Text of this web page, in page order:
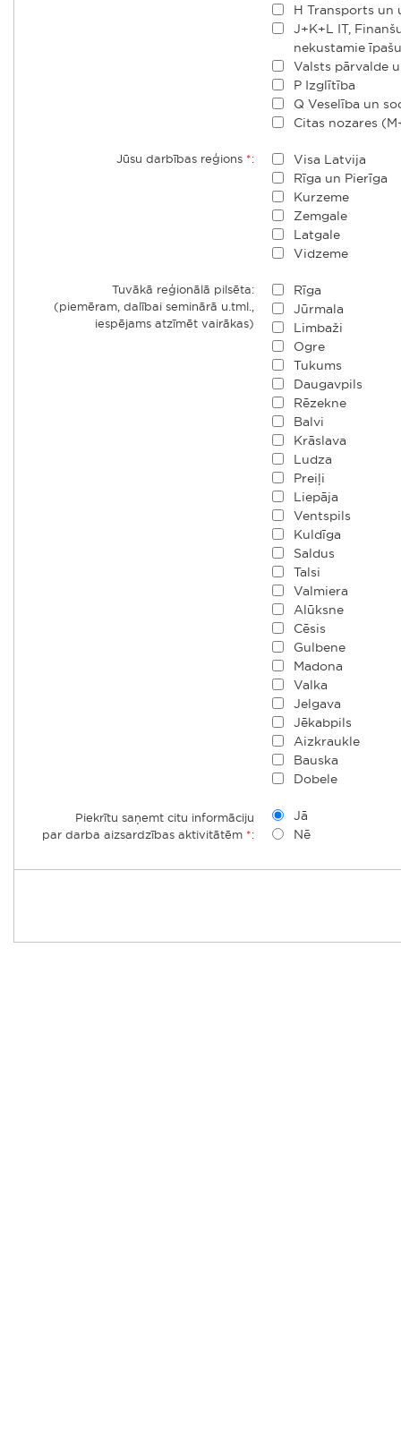
H Transports un
J+K+L IT,
nekustamie
Valsts pārvalde
P Izglītība
Q Veselība un
Citas nozares
Jūsu darbības reģions *:
Visa Latvija
Rīga un Pierīga
Kurzeme
Zemgale
Latgale
Vidzeme
Tuvākā reģionālā pilsēta:
(piemēram, dalībai seminārā u.tml.,
iespējams atzīmēt vairākas)
Rīga
Jūrmala
Limbaži
Ogre
Tukums
Daugavpils
Rēzekne
Balvi
Krāslava
Ludza
Preiļi
Liepāja
Ventspils
Kuldīga
Saldus
Talsi
Valmiera
Alūksne
Cēsis
Gulbene
Madona
Valka
Jelgava
Jēkabpils
Aizkraukle
Bauska
Dobele
Piekrītu saņemt citu informāciju
par darba aizsardzības aktivitātēm *:
Jā
Nē